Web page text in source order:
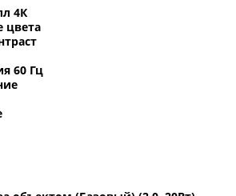
4К
цвета
60 Гц